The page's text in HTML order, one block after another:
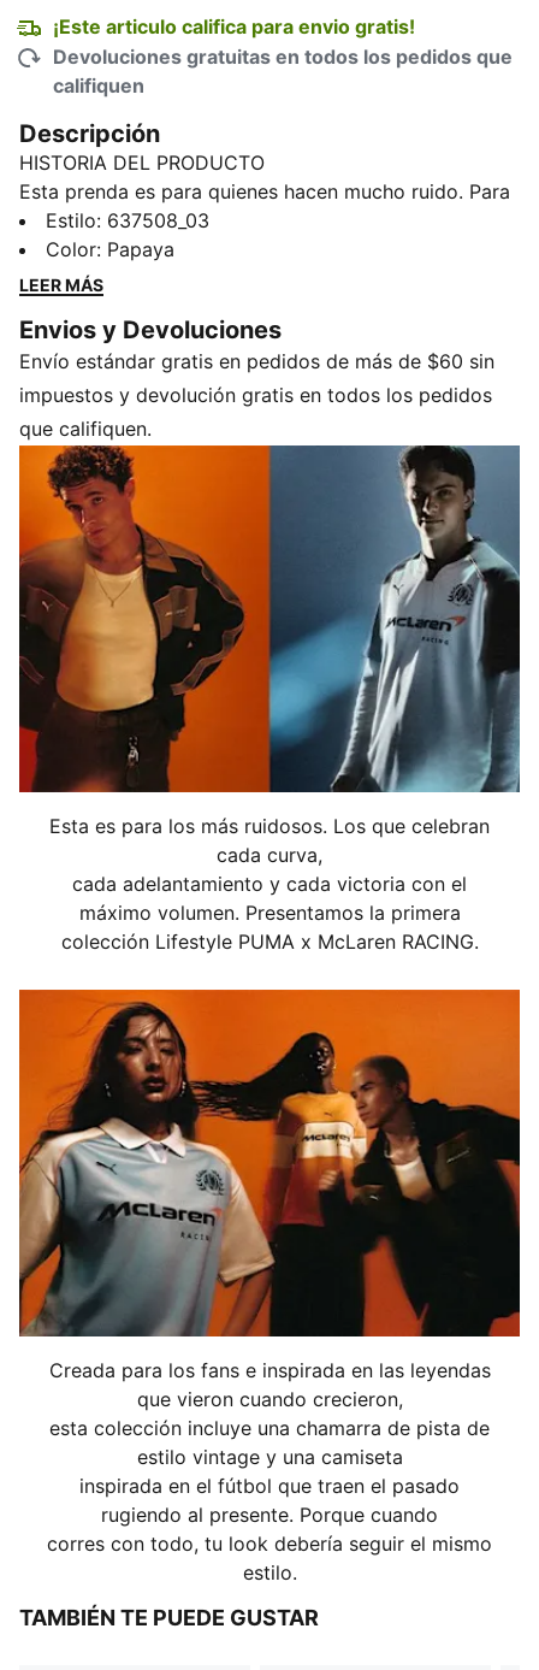
¡Este articulo califica para envio gratis!
Devoluciones gratuitas en todos los pedidos que
califiquen
Descripción
HISTORIA DEL PRODUCTO
Esta prenda es para quienes hacen mucho ruido. Para
quienes celebran a todo volumen cada curva, cada
rebase, cada victoria. Presentamos la primera
colección PUMA x McLAREN RACING Lifestyle.
leyendas con las que crecieron, esta colección incluye
una chamarra de pista de estilo vintage y un jersey
con diseño inspirado en el futbol que traen la energía
del pasado al presente. Porque cuando corres a todo
volumen, tu estilo tiene que hacerle juego. Esta
sudadera hace un guiño a la cultura de las carreras
vintage.
CARACTERÍSTICAS Y BENEFICIOS
Fabricada con al menos un 20 % de algodón
reciclado.
DETALLES
Corte: holgado
Tipo de material principal: jersey simple
Cuello: redondo
Mangas: largas
Largo: regular
Detalles de la marca PUMA y McLaren Racing
Estilo: 637508_03
Color: Papaya
LEER MÁS
Envios y Devoluciones
Envío estándar gratis en pedidos de más de $60 sin
impuestos y devolución gratis en todos los pedidos
que califiquen.
Esta es para los más ruidosos. Los que celebran
cada curva,
cada adelantamiento y cada victoria con el
máximo volumen. Presentamos la primera
colección Lifestyle PUMA x McLaren RACING.
Creada para los fans e inspirada en las leyendas
que vieron cuando crecieron,
esta colección incluye una chamarra de pista de
estilo vintage y una camiseta
inspirada en el fútbol que traen el pasado
rugiendo al presente. Porque cuando
corres con todo, tu look debería seguir el mismo
estilo.
TAMBIÉN TE PUEDE GUSTAR